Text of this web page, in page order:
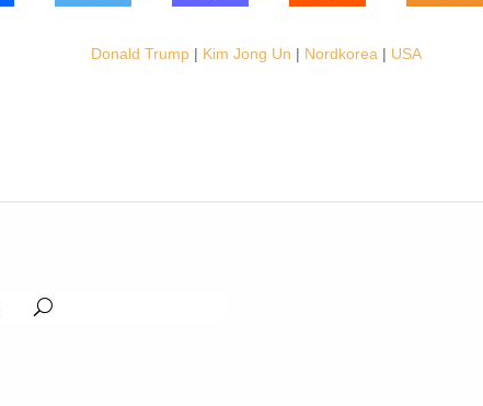
Donald Trump | Kim Jong Un | Nordkorea | USA